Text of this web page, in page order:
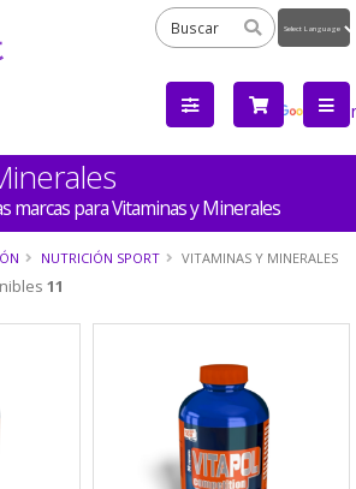
by
marcas para Vitaminas y Minerales
NUTRICIÓN SPORT VITAMINAS Y MINERALES
11